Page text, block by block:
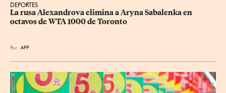
DEPORTES
La rusa Alexandrova elimina a Aryna Sabalenka en
octavos de WTA 1000 de Toronto
Por AFP